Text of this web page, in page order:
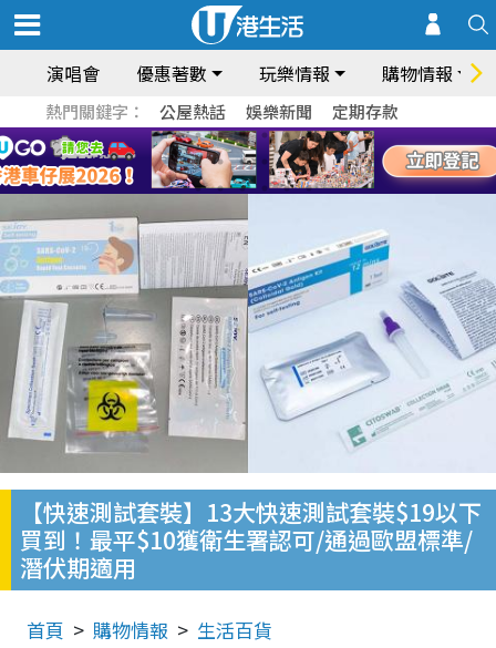
演唱會 優惠著數 玩樂情報 購物情報
熱門關鍵字： 公屋熱話 娛樂新聞 定期存款
【快速測試套裝】13大快速測試套裝$19以下
買到！最平$10獲衛生署認可/通過歐盟標準/
潛伏期適用
首頁 購物情報 生活百貨